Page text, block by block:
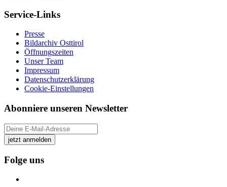
Service-Links
Presse
Bildarchiv Osttirol
Öffnungszeiten
Unser Team
Impressum
Datenschutzerklärung
Cookie-Einstellungen
Abonniere unseren Newsletter
jetzt anmelden
Folge uns